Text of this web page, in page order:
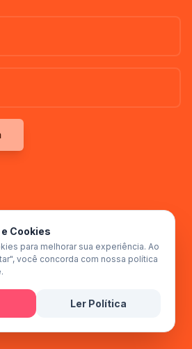
Cookies
para melhorar sua experiência. Ao
você concorda com nossa política
Ler Política